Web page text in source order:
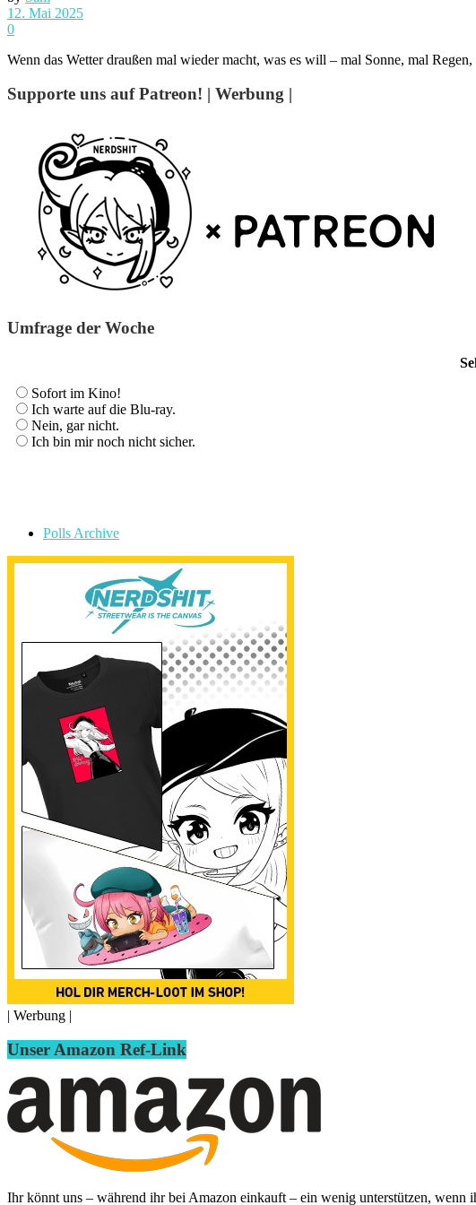
12. Mai 2025
0
Wenn das Wetter draußen mal wieder macht, was es will – mal Sonne, mal
Supporte uns auf Patreon! | Werbung |
Umfrage der Woche
Sofort im Kino!
Ich warte auf die Blu-ray.
Nein, gar nicht.
Ich bin mir noch nicht sicher.
Polls Archive
| Werbung |
Unser Amazon Ref-Link
Ihr könnt uns – während ihr bei Amazon einkauft – ein wenig unterstützen, wenn